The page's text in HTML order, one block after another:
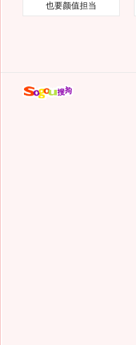
也要颜值担当